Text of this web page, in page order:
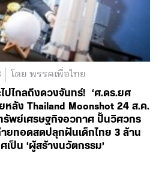
โดย พรรคเพื่อไทย
ปไกลถึงดวงจันทร์! ‘ศ.ดร.ยศ
ลัง Thailand Moonshot 24 ส.ค.
รัพย์เศรษฐกิจอวกาศ ปั้นวิศวกร
ยทอดสดปลุกฝันเด็กไทย 3 ล้าน
เป็น ‘ผู้สร้างนวัตกรรม’